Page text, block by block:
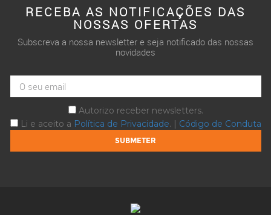
RECEBA AS NOTIFICAÇÕES DAS
NOSSAS OFERTAS
Subscreva a nossa newsletter e seja notificado das nossas
novidades
Autorizo receber newsletters.
Li e aceito a Política de Privacidade. | Código de Conduta